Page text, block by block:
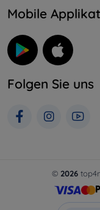
Mobile
Folgen Sie uns
© 2026